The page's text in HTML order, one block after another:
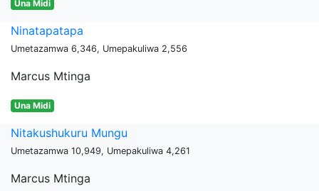
Una Midi
Ninatapatapa
Umetazamwa 6,346, Umepakuliwa 2,556
Marcus Mtinga
Una Midi
Nitakushukuru Mungu
Umetazamwa 10,949, Umepakuliwa 4,261
Marcus Mtinga